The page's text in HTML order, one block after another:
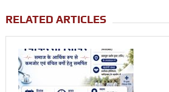
RELATED ARTICLES